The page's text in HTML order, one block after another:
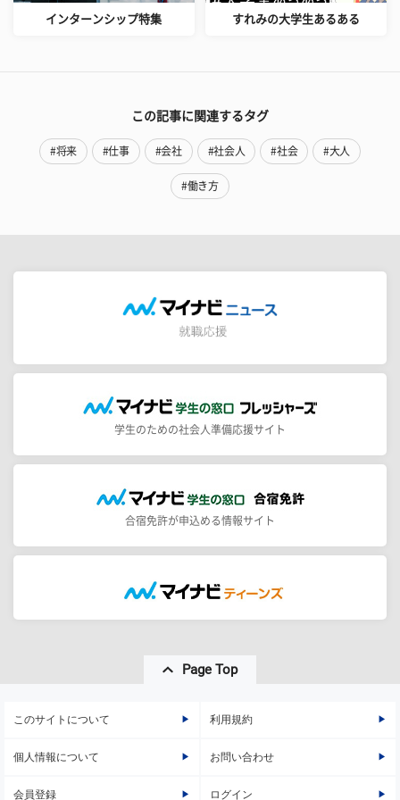
インターンシップ特集 すれみの大学生あるある
この記事に関連するタグ
#将来 #仕事 #会社 #社会人 #社会 #大人
#働き方
学生のための社会人準備応援サイト
合宿免許が申込める情報サイト
Page Top
このサイトについて 利用規約
個人情報について お問い合わせ
会員登録 ログイン